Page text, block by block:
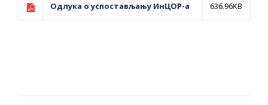
Одлука о успостављању ИнЦОР-а 636.96KB